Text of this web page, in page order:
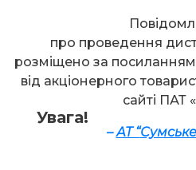
Увага!
про проведення
розміщено за
від акціонерного
сайті ПАТ
–АТ “Сумське